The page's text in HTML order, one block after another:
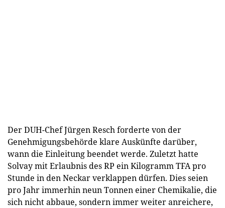
Der DUH-Chef Jürgen Resch forderte von der
Genehmigungsbehörde klare Auskünfte darüber,
wann die Einleitung beendet werde. Zuletzt hatte
Solvay mit Erlaubnis des RP ein Kilogramm TFA pro
Stunde in den Neckar verklappen dürfen. Dies seien
pro Jahr immerhin neun Tonnen einer Chemikalie, die
sich nicht abbaue, sondern immer weiter anreichere,